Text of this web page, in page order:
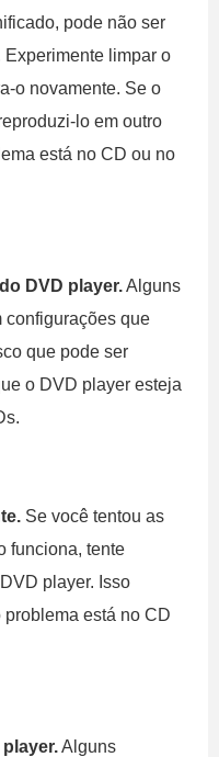
pode não ser
limpar o
o novamente. Se o
lo em outro
está no CD ou no
DVD player.Alguns
configurações que
que pode ser
o DVD player esteja
Se você tentou as
funciona, tente
player. Isso
está no CD
Alguns